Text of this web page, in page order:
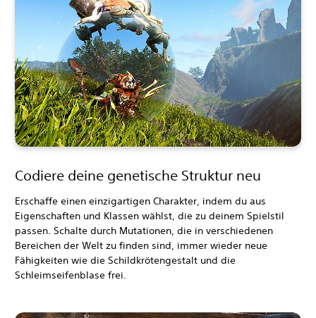
Codiere deine genetische Struktur neu
Erschaffe einen einzigartigen Charakter, indem du aus
Eigenschaften und Klassen wählst, die zu deinem Spielstil
passen. Schalte durch Mutationen, die in verschiedenen
Bereichen der Welt zu finden sind, immer wieder neue
Fähigkeiten wie die Schildkrötengestalt und die
Schleimseifenblase frei.